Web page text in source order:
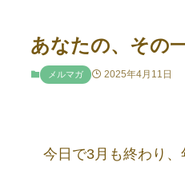
あなたの、その
メルマガ 2025年4月11日
今日で3月も終わり、